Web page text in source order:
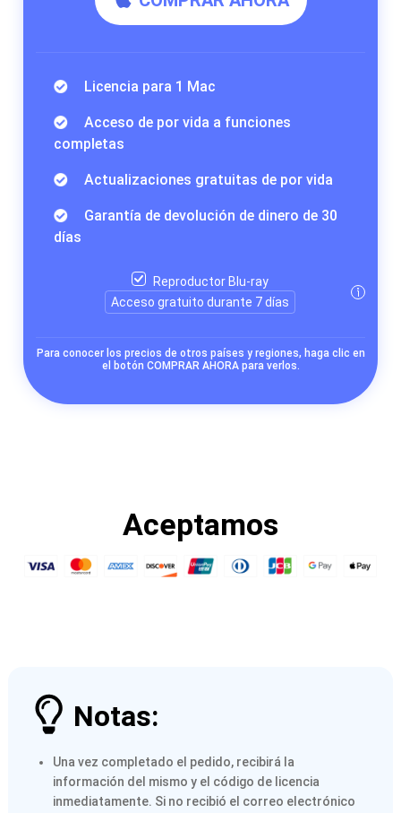
Licencia para 1 Mac
Acceso de por vida a funciones
completas
Actualizaciones gratuitas de por vida
Garantía de devolución de dinero de 30
días
Reproductor Blu-ray
Acceso gratuito durante 7 días
Para conocer los precios de otros países y regiones, haga clic en
el botón COMPRAR AHORA para verlos.
Aceptamos
Notas:
Una vez completado el pedido, recibirá la
información del mismo y el código de licencia
inmediatamente. Si no recibió el correo electrónico